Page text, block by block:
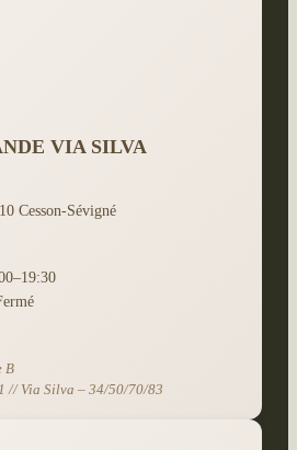
VIA SILVA
Cesson-Sévigné
B
// Via Silva – 34/50/70/83